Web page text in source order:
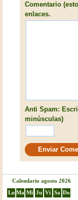
Comentario
enlaces.
Anti Spam:
minúsculas)
Calendario agosto 2026
Lu Ma Mi Ju Vi Sa Do